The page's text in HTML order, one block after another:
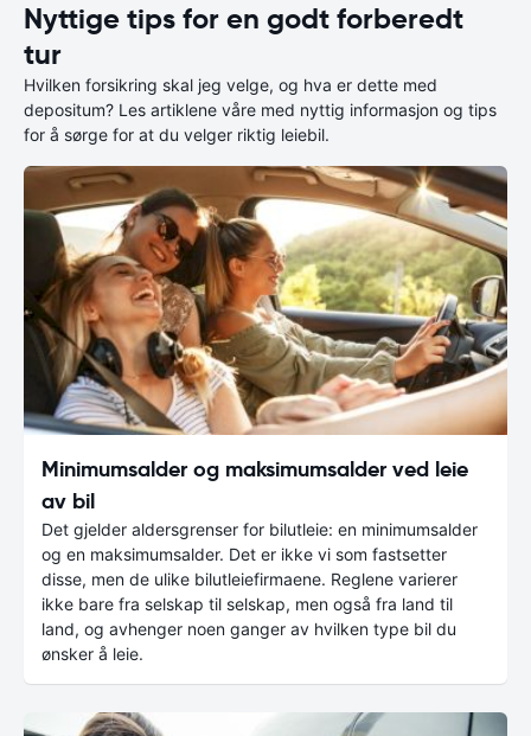
Nyttige tips for en godt forberedt
tur
Hvilken forsikring skal jeg velge, og hva er dette med
depositum? Les artiklene våre med nyttig informasjon og tips
for å sørge for at du velger riktig leiebil.
Minimumsalder og maksimumsalder ved leie
av bil
Det gjelder aldersgrenser for bilutleie: en minimumsalder
og en maksimumsalder. Det er ikke vi som fastsetter
disse, men de ulike bilutleiefirmaene. Reglene varierer
ikke bare fra selskap til selskap, men også fra land til
land, og avhenger noen ganger av hvilken type bil du
ønsker å leie.